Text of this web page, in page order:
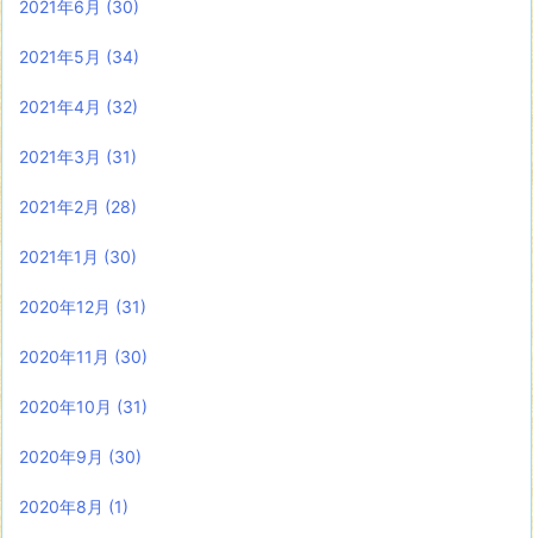
2021年6月 (30)
2021年5月 (34)
2021年4月 (32)
2021年3月 (31)
2021年2月 (28)
2021年1月 (30)
2020年12月 (31)
2020年11月 (30)
2020年10月 (31)
2020年9月 (30)
2020年8月 (1)